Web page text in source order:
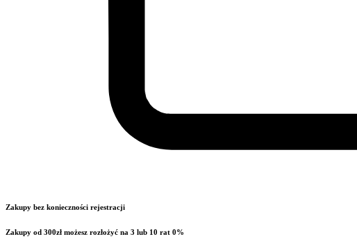
Zakupy bez konieczności rejestracji
Zakupy od 300zł możesz rozłożyć na 3 lub 10 rat 0%